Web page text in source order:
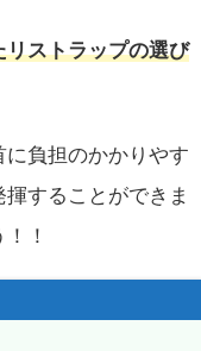
ストラップの選び
負担のかかりやす
することができま
！